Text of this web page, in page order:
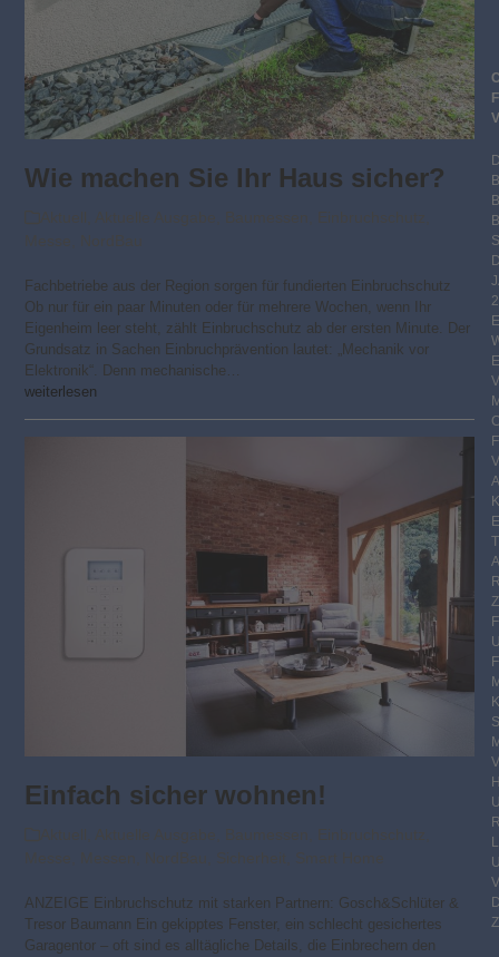
Wie machen Sie Ihr Haus sicher?
Fachbetriebe aus der Region sorgen für fundierten Einbruchschutz
Ob nur für ein paar Minuten oder für mehrere Wochen, wenn Ihr
Eigenheim leer steht, zählt Einbruchschutz ab der ersten Minute. Der
Grundsatz in Sachen Einbruchprävention lautet: „Mechanik vor
Elektronik“. Denn mechanische…
weiterlesen
Einfach sicher wohnen!
ANZEIGE Einbruchschutz mit starken Partnern: Gosch&Schlüter &
Tresor Baumann Ein gekipptes Fenster, ein schlecht gesichertes
Garagentor – oft sind es alltägliche Details, die Einbrechern den